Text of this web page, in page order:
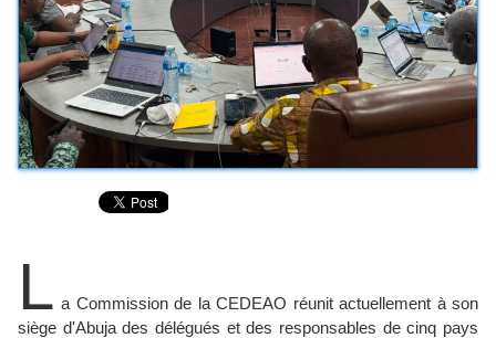
L a Commission de la CEDEAO réunit actuellement à son
siège d'Abuja des délégués et des responsables de cinq pays